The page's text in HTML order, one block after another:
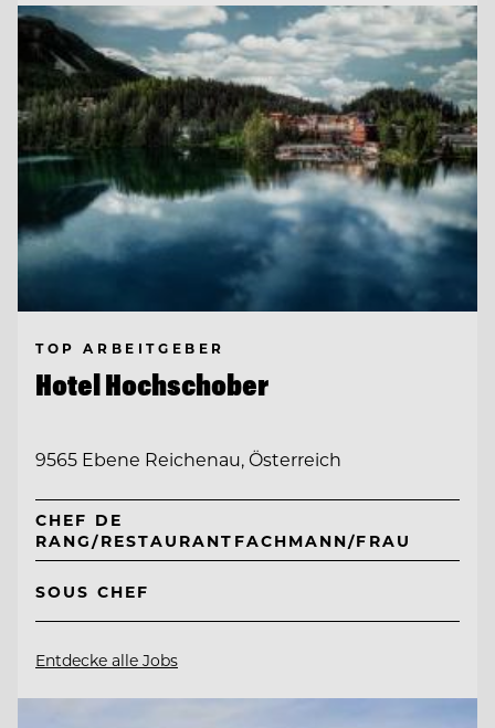
TOP ARBEITGEBER
Hotel Hochschober
9565 Ebene Reichenau, Österreich
CHEF DE
RANG/RESTAURANTFACHMANN/FRAU
SOUS CHEF
Entdecke alle Jobs